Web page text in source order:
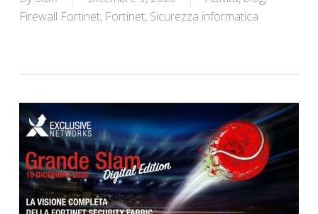
Firewall Fortinet, Fortinet, Sicurezza informatica